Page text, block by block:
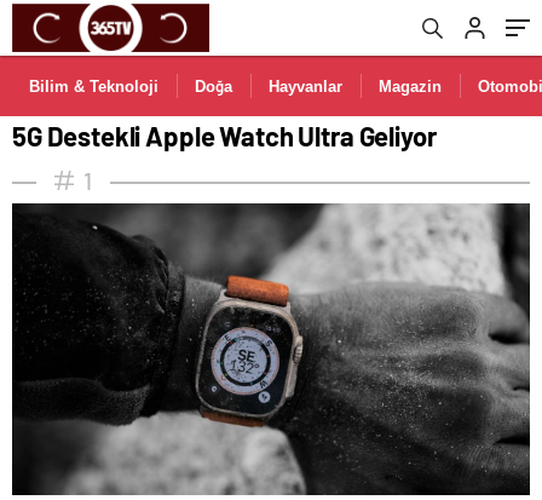
Bilim & Teknoloji Doğa Hayvanlar Magazin
5G Destekli Apple Watch Ultra Geliyor
1